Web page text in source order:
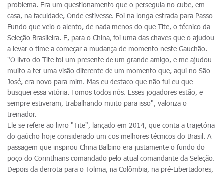
problema. Era um questionamento que o perseguia no cube, em
casa, na faculdade, Onde estivesse. Foi na longa estrada para Passo
Fundo que veio o alento, de nada menos do que Tite, o técnico da
Seleção Brasileira. E, para o China, foi uma das chaves que o ajudou
a levar o time a começar a mudança de momento neste Gauchão.
"O livro do Tite foi um presente de um grande amigo, e me ajudou
muito a ter uma visão diferente de um momento que, aqui no São
José, era novo para mim. Mas eu destaco que não fui eu que
busquei essa vitória. Fomos todos nós. Esses jogadores estão, e
sempre estiveram, trabalhando muito para isso", valoriza o
treinador.
Ele se refere ao livro "Tite", lançado em 2014, que conta a trajetória
do gaúcho hoje considerado um dos melhores técnicos do Brasil. A
passagem que inspirou China Balbino era justamente o fundo do
poço do Corinthians comandado pelo atual comandante da Seleção.
Depois da derrota para o Tolima, na Colômbia, na pré-Libertadores,